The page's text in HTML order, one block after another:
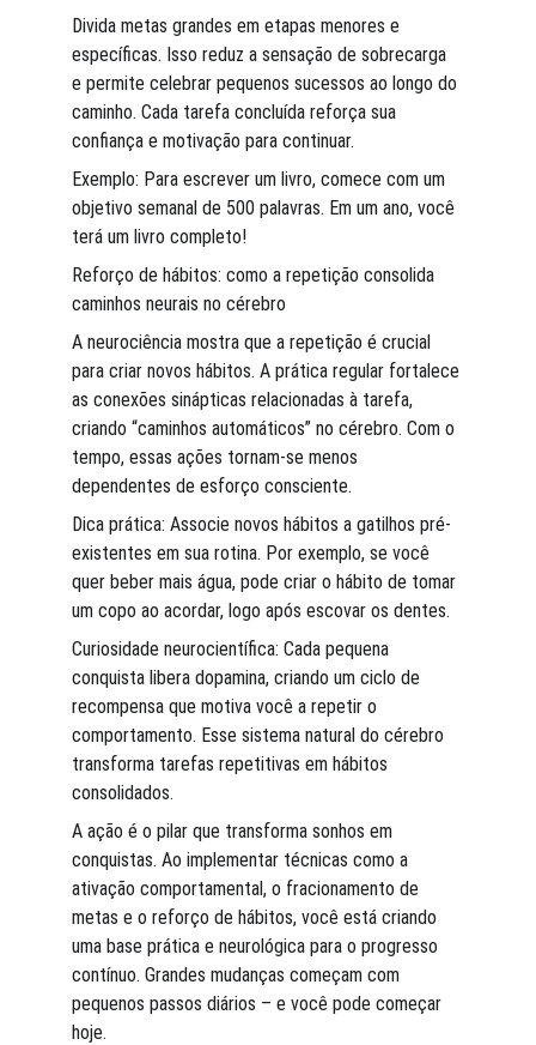
Divida metas grandes em etapas menores e
específicas. Isso reduz a sensação de sobrecarga
e permite celebrar pequenos sucessos ao longo do
caminho. Cada tarefa concluída reforça sua
confiança e motivação para continuar.
Exemplo: Para escrever um livro, comece com um
objetivo semanal de 500 palavras. Em um ano, você
terá um livro completo!
Reforço de hábitos: como a repetição consolida
caminhos neurais no cérebro
A neurociência mostra que a repetição é crucial
para criar novos hábitos. A prática regular fortalece
as conexões sinápticas relacionadas à tarefa,
criando “caminhos automáticos” no cérebro. Com o
tempo, essas ações tornam-se menos
dependentes de esforço consciente.
Dica prática: Associe novos hábitos a gatilhos pré-
existentes em sua rotina. Por exemplo, se você
quer beber mais água, pode criar o hábito de tomar
um copo ao acordar, logo após escovar os dentes.
Curiosidade neurocientífica: Cada pequena
conquista libera dopamina, criando um ciclo de
recompensa que motiva você a repetir o
comportamento. Esse sistema natural do cérebro
transforma tarefas repetitivas em hábitos
consolidados.
A ação é o pilar que transforma sonhos em
conquistas. Ao implementar técnicas como a
ativação comportamental, o fracionamento de
metas e o reforço de hábitos, você está criando
uma base prática e neurológica para o progresso
contínuo. Grandes mudanças começam com
pequenos passos diários – e você pode começar
hoje.